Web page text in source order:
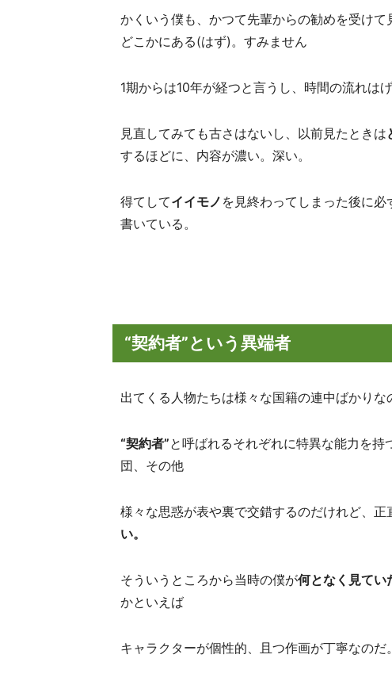
かくいう僕も、かつて先輩からの勧めを受け
どこかにある(はず)。すみません
1期からは10年が経つと言うし、時間の流れは
見直してみても古さはないし、以前見たときは
するほどに、内容が濃い。深い。
得てしてイイモノ を見終わってしまった後に
書いている。
“契約者”という異端者
出てくる人物たちは様々な国籍の連中ばかりな
“契約者”と呼ばれるそれぞれに特異な能力を
団、その他
様々な思惑が表や裏で交錯するのだけれど、正
い。
そういうところから当時の僕が何となく見てい
かといえば
キャラクターが個性的、且つ作画が丁寧なのだ。